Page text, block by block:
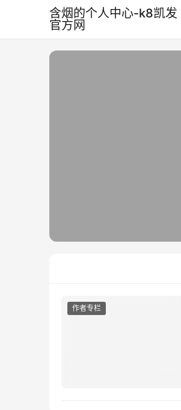
含烟的个人中心-k8凯发
官方网
作者专栏